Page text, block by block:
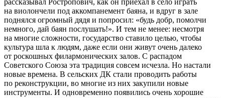
на виолончели под аккомпанемент баяна, и вдруг в зале
поднялся огромный дядя и попросил: «будь добр, помолчи
немного, дай баян послушать!». И тем не менее: несмотря
на многие сложности, государство ставило целью, чтобы
культура шла к людям, даже если они живут очень далеко
от роскошных филармонических залов. С распадом
Советского Союза эта традиция совсем исчезла. Но настали
новые времена. В сельских ДК стали проводить работы
по реконструкции, во многие из них закупили новые
инструменты. И одновременно появились очень хорошие